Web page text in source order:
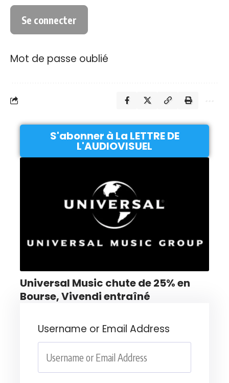
Mot de passe oublié
S'abonner à La LETTRE DE
L'AUDIOVISUEL
Universal Music chute de 25% en
Bourse, Vivendi entraîné
Username or Email Address